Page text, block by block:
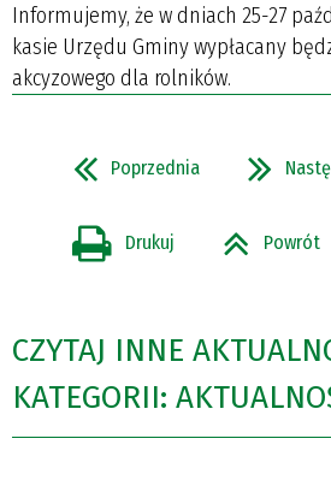
Informujemy, że w dniach 25-27
kasie Urzędu Gminy wypłacany
akcyzowego dla rolników.
Poprzednia
Drukuj Powrót
CZYTAJ INNE
KATEGORII: